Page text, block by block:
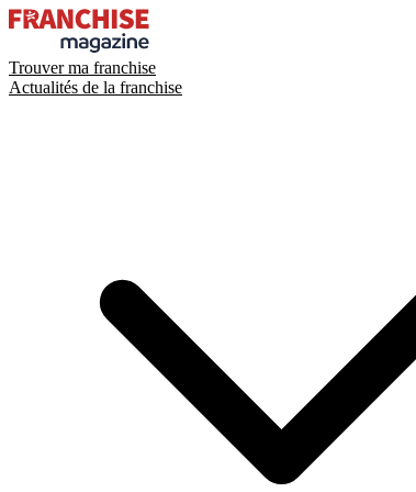
Trouver ma franchise
Actualités de la franchise